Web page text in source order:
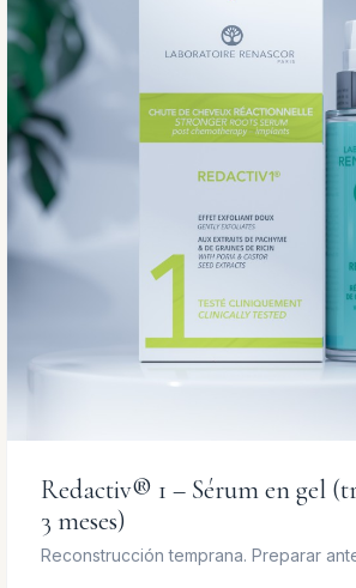
Redactiv® 1 – Sérum en gel
3 meses)
Reconstrucción temprana. Preparar